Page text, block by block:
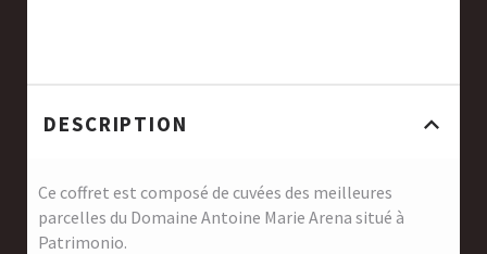
DESCRIPTION
Ce coffret est composé de cuvées des meilleures
parcelles du Domaine Antoine Marie Arena situé à
Patrimonio.